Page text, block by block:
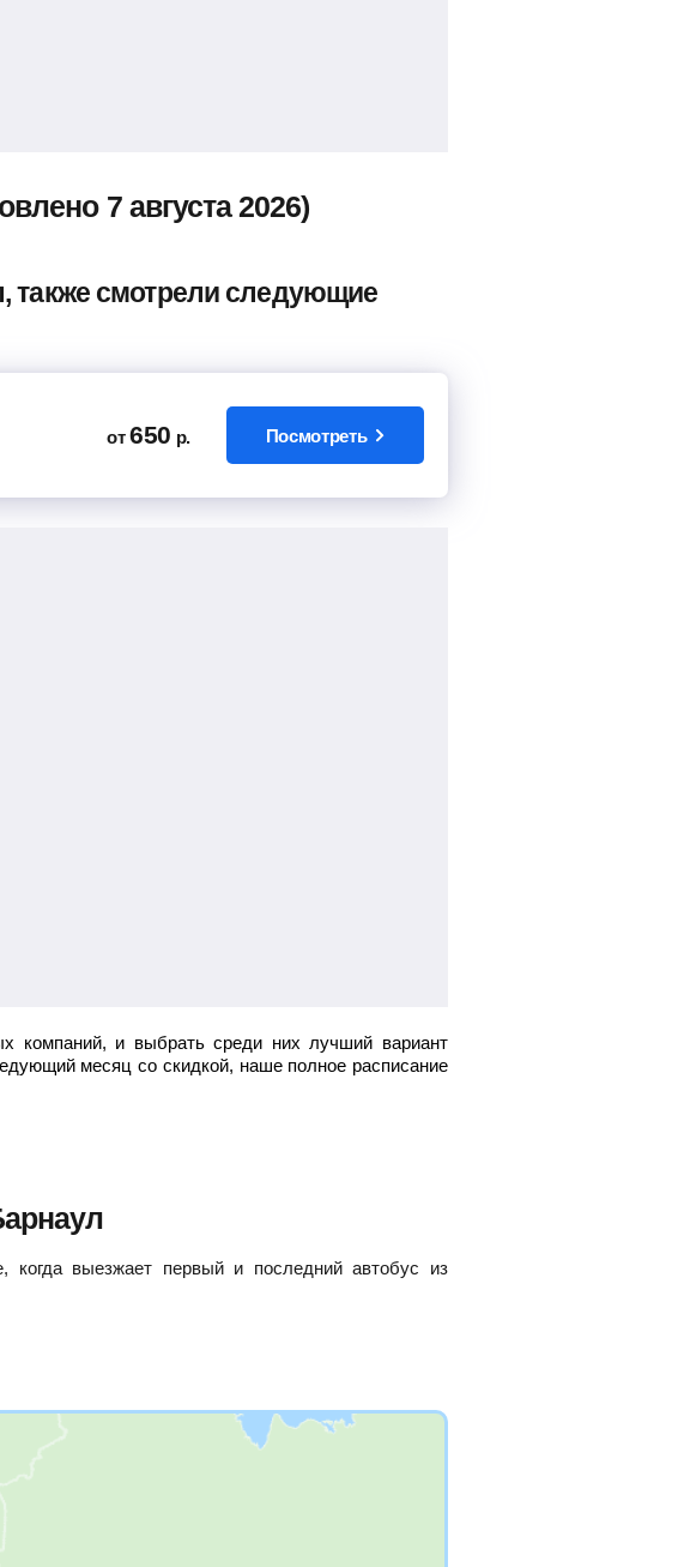
7 августа 2026)
также смотрели следующие
от 650 р. Посмотреть
компаний, и выбрать среди них лучший вариант
месяц со скидкой, наше полное расписание
выезжает первый и последний автобус из